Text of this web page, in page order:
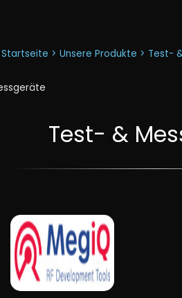
Startseite > Unsere Produkte > Test-
Test- &